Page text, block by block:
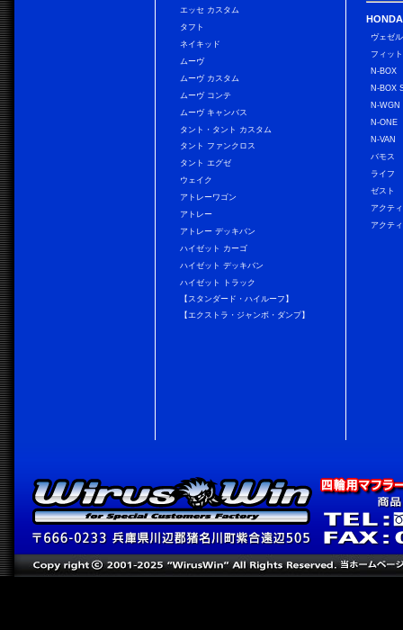
エッセ カスタム
タフト
ネイキッド
ムーヴ
ムーヴ カスタム
ムーヴ コンテ
ムーヴ キャンバス
タント・タント カスタム
タント ファンクロス
タント エグゼ
ウェイク
アトレーワゴン
アトレー
アトレー デッキバン
ハイゼット カーゴ
ハイゼット デッキバン
ハイゼット トラック
【スタンダード・ハイルーフ】
【エクストラ・ジャンボ・ダンプ】
HONDA
ヴェゼル
フィット
N-BOX
N-BOX
N-WGN
N-ONE
N-VAN
バモス
ライフ
ゼスト
アクテ
アクテ